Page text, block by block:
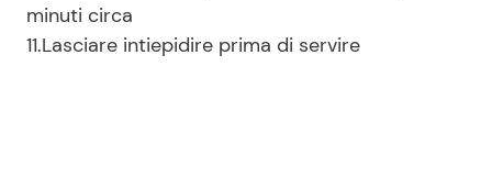
minuti circa
11.Lasciare intiepidire prima di servire